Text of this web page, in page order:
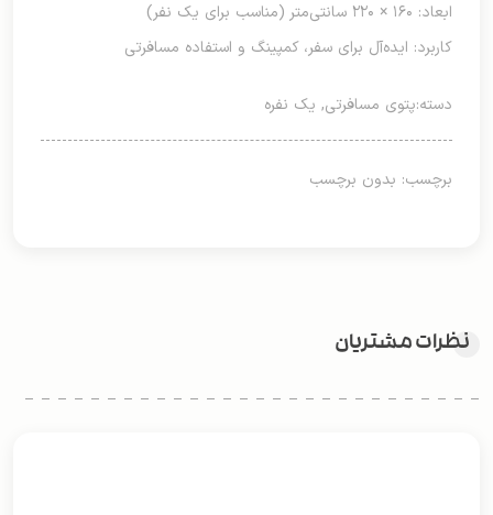
ابعاد: ۱۶۰ × ۲۲۰ سانتی‌متر (مناسب برای یک نفر)
کاربرد: ایده‌آل برای سفر، کمپینگ و استفاده مسافرتی
دسته:پتوی مسافرتی, یک نفره
برچسب: بدون برچسب
نظرات مشتریان